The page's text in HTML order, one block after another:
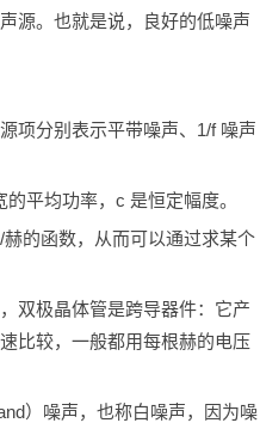
源。也就是说，良好的低噪声
分别表示平带噪声、1/f 噪声
均功率，c 是恒定幅度。
的函数，从而可以通过求某个
双极晶体管是跨导器件：它产
比较，一般都用每根赫的电压
）噪声，也称白噪声，因为噪